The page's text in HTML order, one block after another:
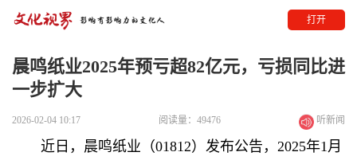
打开
晨鸣纸业2025年预亏超82亿元，亏损同比进
一步扩大
2026-02-04 10:17 阅读量：49476 听新闻
近日，晨鸣纸业（01812）发布公告，2025年1月